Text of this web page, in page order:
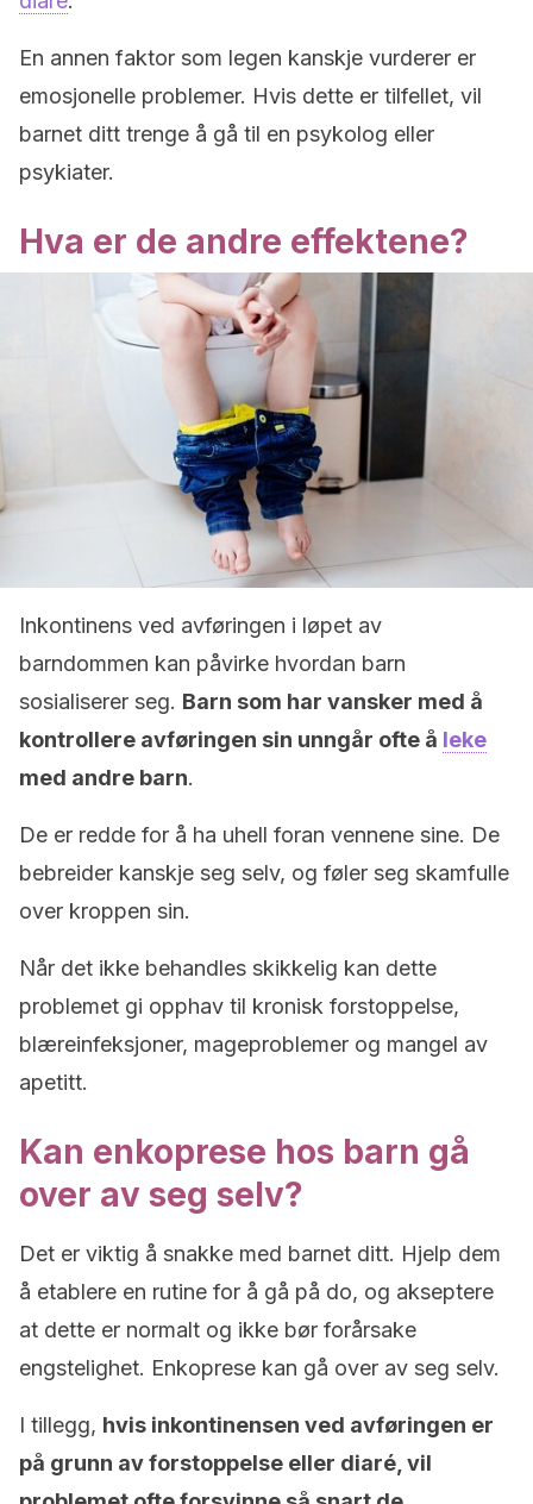
En annen faktor som legen kanskje vurderer er
emosjonelle problemer. Hvis dette er tilfellet, vil
barnet ditt trenge å gå til en psykolog eller
psykiater.
Hva er de andre effektene?
Inkontinens ved avføringen i løpet av
barndommen kan påvirke hvordan barn
sosialiserer seg. Barn som har vansker med å
kontrollere avføringen sin unngår ofte å leke
med andre barn.
De er redde for å ha uhell foran vennene sine. De
bebreider kanskje seg selv, og føler seg skamfulle
over kroppen sin.
Når det ikke behandles skikkelig kan dette
problemet gi opphav til kronisk forstoppelse,
blæreinfeksjoner, mageproblemer og mangel av
apetitt.
Kan enkoprese hos barn gå
over av seg selv?
Det er viktig å snakke med barnet ditt. Hjelp dem
å etablere en rutine for å gå på do, og akseptere
at dette er normalt og ikke bør forårsake
engstelighet. Enkoprese kan gå over av seg selv.
I tillegg, hvis inkontinensen ved avføringen er
på grunn av forstoppelse eller diaré, vil